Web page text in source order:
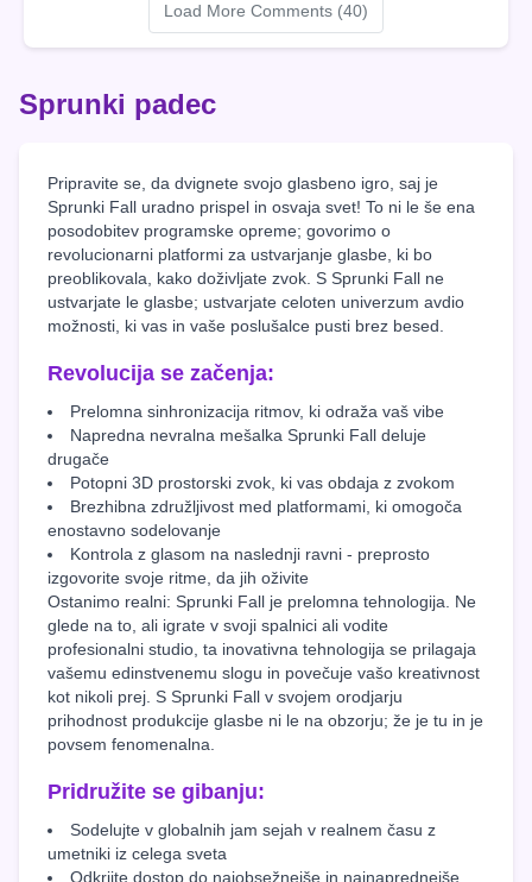
Load More Comments (40)
Sprunki padec
Pripravite se, da dvignete svojo glasbeno igro, saj je
Sprunki Fall uradno prispel in osvaja svet! To ni le še ena
posodobitev programske opreme; govorimo o
revolucionarni platformi za ustvarjanje glasbe, ki bo
preoblikovala, kako doživljate zvok. S Sprunki Fall ne
ustvarjate le glasbe; ustvarjate celoten univerzum avdio
možnosti, ki vas in vaše poslušalce pusti brez besed.
Revolucija se začenja:
Prelomna sinhronizacija ritmov, ki odraža vaš vibe
Napredna nevralna mešalka Sprunki Fall deluje
drugače
Potopni 3D prostorski zvok, ki vas obdaja z zvokom
Brezhibna združljivost med platformami, ki omogoča
enostavno sodelovanje
Kontrola z glasom na naslednji ravni - preprosto
izgovorite svoje ritme, da jih oživite
Ostanimo realni: Sprunki Fall je prelomna tehnologija. Ne
glede na to, ali igrate v svoji spalnici ali vodite
profesionalni studio, ta inovativna tehnologija se prilagaja
vašemu edinstvenemu slogu in povečuje vašo kreativnost
kot nikoli prej. S Sprunki Fall v svojem orodjarju
prihodnost produkcije glasbe ni le na obzorju; že je tu in je
povsem fenomenalna.
Pridružite se gibanju:
Sodelujte v globalnih jam sejah v realnem času z
umetniki iz celega sveta
Odkrijte dostop do najobsežnejše in najnaprednejše